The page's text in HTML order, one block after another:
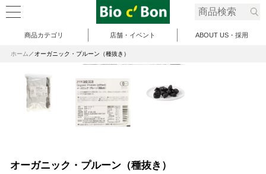
商品カテゴリ 店舗・イベント ABOUT US・採用
ホーム オーガニック・プルーン（種抜き）
オーガニック・プルーン（種抜き）